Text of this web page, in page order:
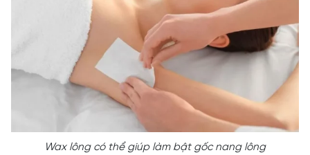
Wax lông có thể giúp làm bật gốc nang lông